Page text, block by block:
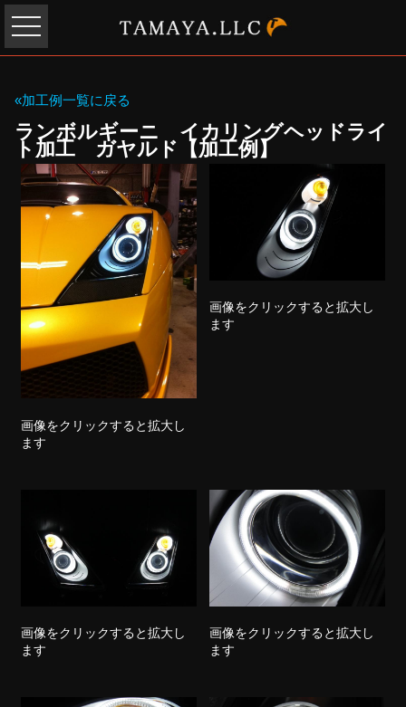
«加工例一覧に戻る
ランボルギーニ イカリングヘッドライ
ト加工 ガヤルド【加工例】
画像をクリックすると拡大し
ます
画像をクリックすると拡大し
ます
画像をクリックすると拡大し
ます
画像をクリックすると拡大し
ます